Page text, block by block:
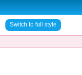
Switch to full style